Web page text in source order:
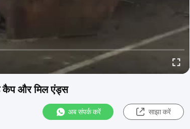
कैप और मिल एंड्स
अब संपर्क करें साझा करें